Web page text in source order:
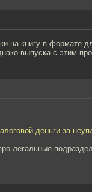
на книгу в формате
выпуска с этим
деньги за
легальные